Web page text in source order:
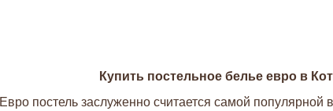
Купить постельное белье евро в
Евро постель заслуженно считается самой